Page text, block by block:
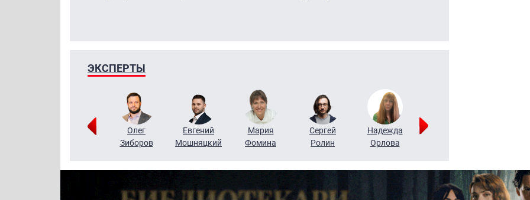
ЭКСПЕРТЫ
Григорий
Олег
Зиборов
Евгений
Мошняцкий
Мария
Фомина
Сергей
Ролин
Надежда
Орлова